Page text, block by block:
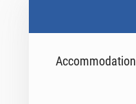
Accommodation